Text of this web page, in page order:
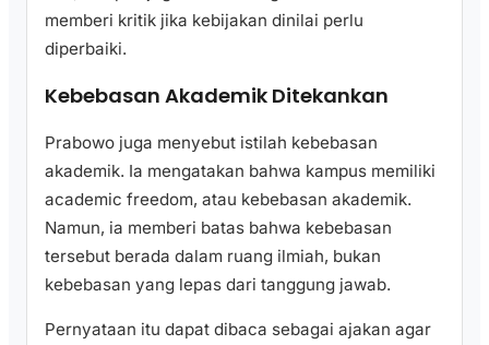
memberi kritik jika kebijakan dinilai perlu
diperbaiki.
Kebebasan Akademik Ditekankan
Prabowo juga menyebut istilah kebebasan
akademik. Ia mengatakan bahwa kampus memiliki
academic freedom, atau kebebasan akademik.
Namun, ia memberi batas bahwa kebebasan
tersebut berada dalam ruang ilmiah, bukan
kebebasan yang lepas dari tanggung jawab.
Pernyataan itu dapat dibaca sebagai ajakan agar